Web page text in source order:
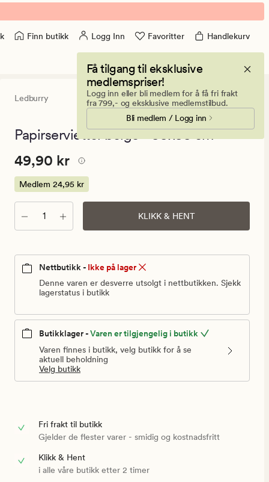
Finn butikk Logg Inn Favoritter Handlekurv
Få tilgang til eksklusive
medlemspriser!
Logg inn eller bli medlem for å få fri frakt
fra 799,- og eksklusive medlemstilbud.
Bli medlem / Logg inn
Ledburry
0
en
0
Papirservietter beige - 33x33 cm
Pris
49,90
kr.
Medlem
24,95
kr
Pris 49,90 kr
49,90 kr
Medlem 24,95 kr
Antall KLIKK & HENT
Nettbutikk - Ikke på lager
Denne varen er desverre utsolgt i nettbutikken. Sjekk
lagerstatus i butikk
Butikklager -Varen er tilgjengelig i butikk
Varen finnes i butikk, velg butikk for å se
aktuell beholdning
Velg butikk
Fri frakt til butikk
Gjelder de flester varer - smidig og kostnadsfritt
Klikk & Hent
i alle våre butikk etter 2 timer